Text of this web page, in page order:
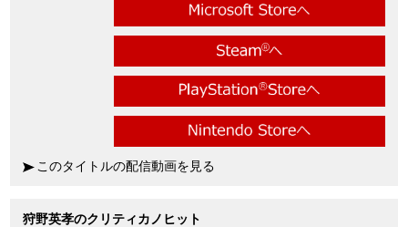
このタイトルの配信動画を見る
狩野英孝のクリティカノヒット